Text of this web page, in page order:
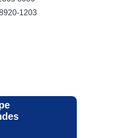
Nobreak
Engetron
Engetron
1203